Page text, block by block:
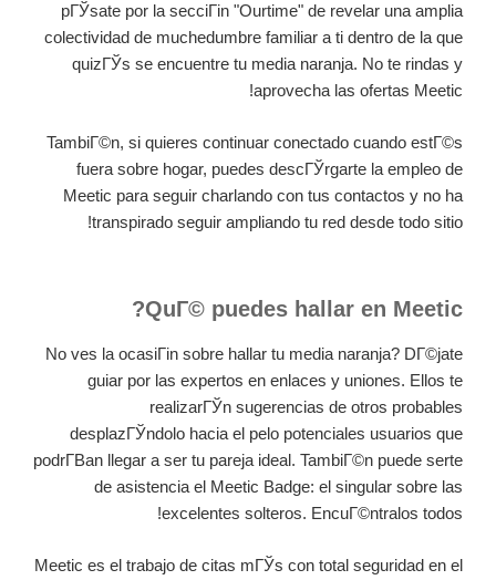
pГЎsate por la secciГіn "Ourtime" de revelar una amplia
colectividad de muchedumbre familiar a ti dentro de la que
quizГЎs se encuentre tu media naranja. No te rindas y
aprovecha las ofertas Meetic!
TambiГ©n, si quieres continuar conectado cuando estГ©s
fuera sobre hogar, puedes descГЎrgarte la empleo de
Meetic para seguir charlando con tus contactos y no ha
transpirado seguir ampliando tu red desde todo sitio!
QuГ© puedes hallar en Meetic?
No ves la ocasiГіn sobre hallar tu media naranja? DГ©jate
guiar por las expertos en enlaces y uniones. Ellos te
realizarГЎn sugerencias de otros probables
desplazГЎndolo hacia el pelo potenciales usuarios que
podrГ­В­an llegar a ser tu pareja ideal. TambiГ©n puede serte
de asistencia el Meetic Badge: el singular sobre las
excelentes solteros. EncuГ©ntralos todos!
Meetic es el trabajo de citas mГЎs con total seguridad en el